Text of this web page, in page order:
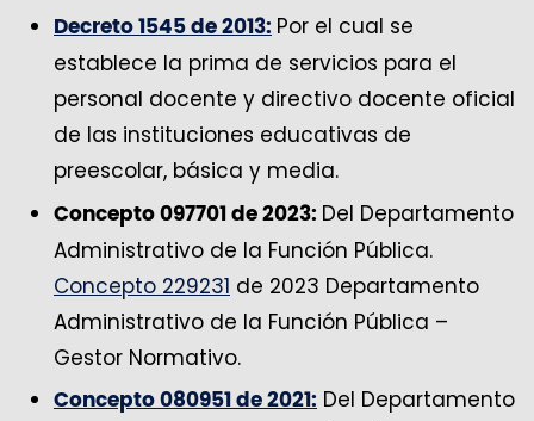
Decreto 1545 de 2013: Por el cual se
establece la prima de servicios para el
personal docente y directivo docente oficial
de las instituciones educativas de
preescolar, básica y media.
Concepto 097701 de 2023: Del Departamento
Administrativo de la Función Pública.
Concepto 229231 de 2023 Departamento
Administrativo de la Función Pública –
Gestor Normativo.
Concepto 080951 de 2021: Del Departamento